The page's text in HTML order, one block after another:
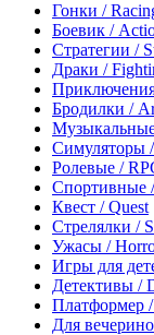
Гонки /
Боевик /
Стратегии /
Драки /
Бродилки /
Симуляторы
Ролевые /
Спортивные
Квест / Quest
Стрелялки /
Ужасы /
Игры для
Детективы /
Платформер
Для